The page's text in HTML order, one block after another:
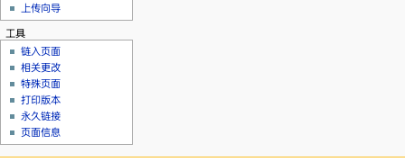
上传向导
工具
链入页面
相关更改
特殊页面
打印版本
永久链接
页面信息